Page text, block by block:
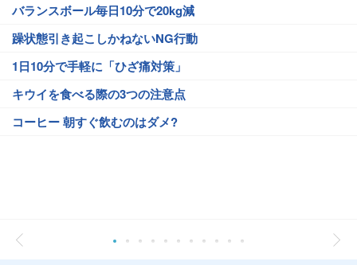
バランスボール毎日10分で20kg減
躁状態引き起こしかねないNG行動
1日10分で手軽に「ひざ痛対策」
キウイを食べる際の3つの注意点
コーヒー 朝すぐ飲むのはダメ?